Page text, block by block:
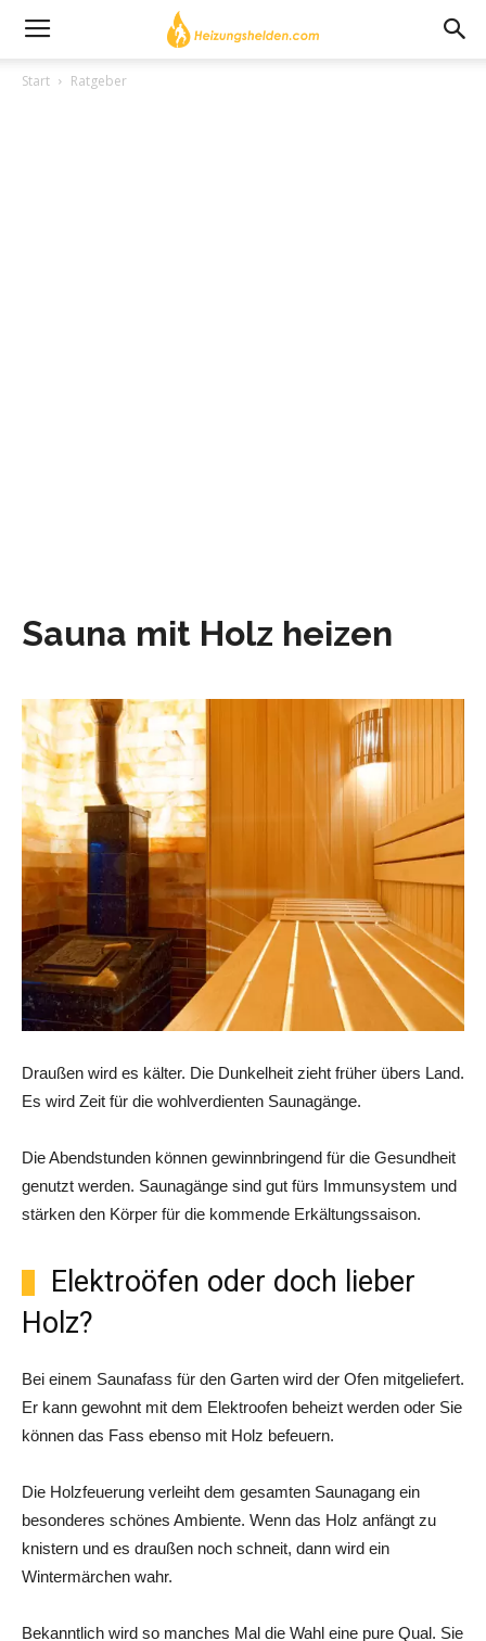
Start Ratgeber
Sauna mit Holz heizen
Draußen wird es kälter. Die Dunkelheit zieht früher übers Land.
Es wird Zeit für die wohlverdienten Saunagänge.
Die Abendstunden können gewinnbringend für die Gesundheit
genutzt werden. Saunagänge sind gut fürs Immunsystem und
stärken den Körper für die kommende Erkältungssaison.
Elektroöfen oder doch lieber
Holz?
Bei einem Saunafass für den Garten wird der Ofen mitgeliefert.
Er kann gewohnt mit dem Elektroofen beheizt werden oder Sie
können das Fass ebenso mit Holz befeuern.
Die Holzfeuerung verleiht dem gesamten Saunagang ein
besonderes schönes Ambiente. Wenn das Holz anfängt zu
knistern und es draußen noch schneit, dann wird ein
Wintermärchen wahr.
Bekanntlich wird so manches Mal die Wahl eine pure Qual. Sie